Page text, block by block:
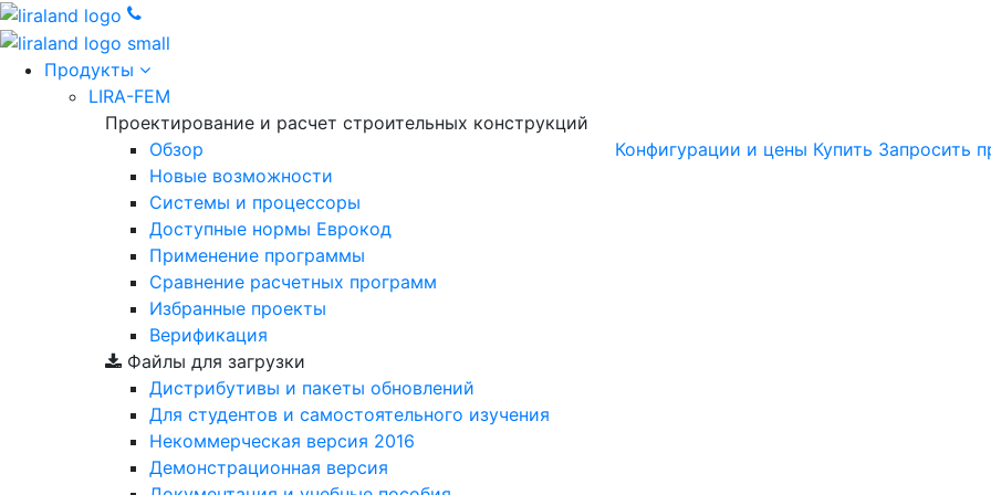
Продукты
LIRA-FEM
Проектирование и расчет строительных конструкций
Обзор
Новые возможности
Cистемы и процессоры
Доступные нормы Еврокод
Применение программы
Сравнение расчетных программ
Избранные проекты
Верификация
Конфигурации и цены Купить Запросить
Файлы для загрузки
Дистрибутивы и пакеты обновлений
Для студентов и самостоятельного изучения
Некоммерческая версия 2016
Демонстрационная версия